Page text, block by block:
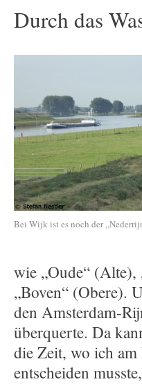
Durch das
Bei Wijk ist es noch der
wie „Oude“ (Alte),
„Boven“ (Obere).
den Amsterdam-
überquerte. Da
die Zeit, wo ich
entscheiden